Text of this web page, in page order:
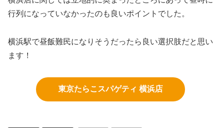
行列になっていなかったのも良いポイントでした。
横浜駅で昼飯難民になりそうだったら良い選択肢だと思い
ます！
東京たらこスパゲティ 横浜店